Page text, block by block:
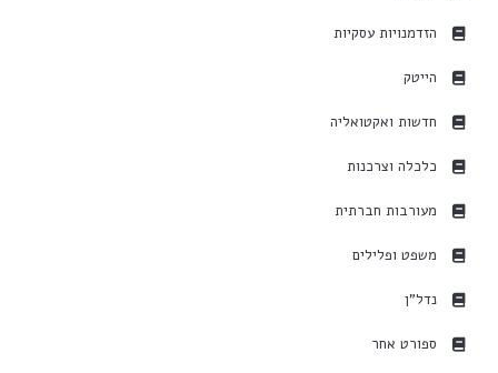
הזדמנויות עסקיות
הייטק
חדשות ואקטואליה
כלכלה וצרכנות
מעורבות חברתית
משפט ופלילים
נדל"ן
ספורט אחר